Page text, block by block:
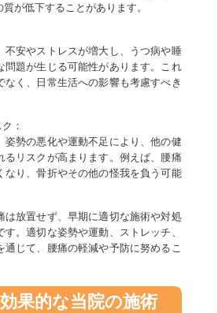
が低下することがあります。
不安やストレスが増大し、うつ病や睡
問題が生じる可能性があります。これ
なく、日常生活への影響も考慮すべき
：
姿勢の悪化や運動不足により、他の健
るリスクが高まります。例えば、腰痛
なり、骨折やその他の怪我を負う可能
は放置せず、早期に適切な施術や対処
。適切な姿勢や運動、ストレッチ、
通じて、腰痛の軽減や予防に努めるこ
果的な当院の施術